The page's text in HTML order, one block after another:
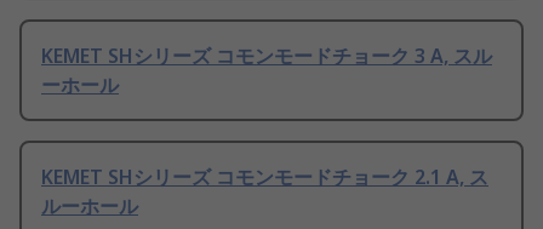
KEMET SHシリーズ コモンモードチョーク 3 A, スル
ーホール
KEMET SHシリーズ コモンモードチョーク 2.1 A, ス
ルーホール